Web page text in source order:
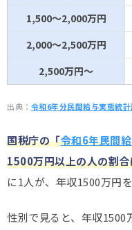
1,500～2,000万円
2,000～2,500万円
2,500万円～
出典： 令和6年分民間給与実態統
国税庁の「令和6年民間
1500万円以上の人の割
に1人が、年収1500万円
性別で見ると、年収1500